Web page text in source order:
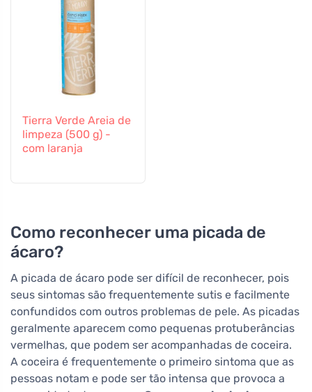
Tierra Verde Areia de
limpeza (500 g) -
com laranja
Como reconhecer uma picada de
ácaro?
A picada de ácaro pode ser difícil de reconhecer, pois
seus sintomas são frequentemente sutis e facilmente
confundidos com outros problemas de pele. As picadas
geralmente aparecem como pequenas protuberâncias
vermelhas, que podem ser acompanhadas de coceira.
A coceira é frequentemente o primeiro sintoma que as
pessoas notam e pode ser tão intensa que provoca a